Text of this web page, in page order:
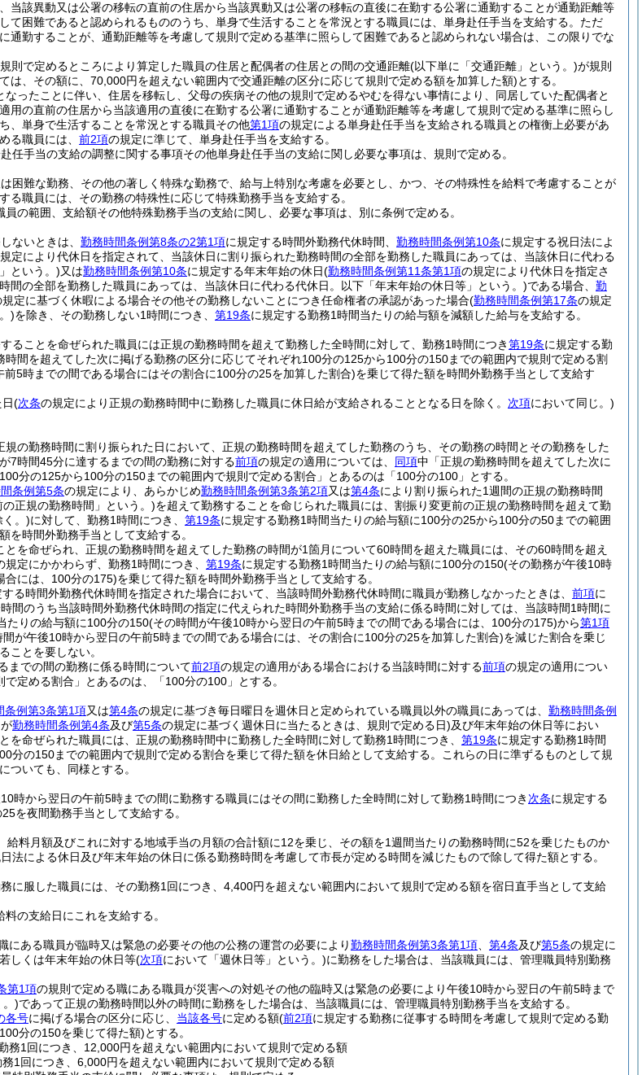
当該異動又は公署の移転の直前の住居から当該異動又は公署の移転の直後に在勤する公署に通勤することが通勤距離等
て困難であると認められるもののうち、単身で生活することを常況とする職員には、単身赴任手当を支給する。 ただ
通勤することが、通勤距離等を考慮して規則で定める基準に照らして困難であると認められない場合は、この限りでな
則で定めるところにより算定した職員の住居と配偶者の住居との間の交通距離(以下単に「交通距離」という。)が規則
は、その額に、70,000円を超えない範囲内で交通距離の区分に応じて規則で定める額を加算した額)とする。
ったことに伴い、住居を移転し、父母の疾病その他の規則で定めるやむを得ない事情により、同居していた配偶者と
用の直前の住居から当該適用の直後に在勤する公署に通勤することが通勤距離等を考慮して規則で定める基準に照らし
、単身で生活することを常況とする職員その他第1項の規定による単身赴任手当を支給される職員との権衡上必要があ
る職員には、 前2項の規定に準じて、単身赴任手当を支給する。
任手当の支給の調整に関する事項その他単身赴任手当の支給に関し必要な事項は、規則で定める。
困難な勤務、その他の著しく特殊な勤務で、給与上特別な考慮を必要とし、かつ、その特殊性を給料で考慮することが
る職員には、その勤務の特殊性に応じて特殊勤務手当を支給する。
の範囲、支給額その他特殊勤務手当の支給に関し、必要な事項は、別に条例で定める。
ないときは、 勤務時間条例第8条の2第1項に規定する時間外勤務代休時間、 勤務時間条例第10条に規定する祝日法によ
定により代休日を指定されて、当該休日に割り振られた勤務時間の全部を勤務した職員にあっては、当該休日に代わる
という。)又は勤務時間条例第10条に規定する年末年始の休日(勤務時間条例第11条第1項の規定により代休日を指定さ
間の全部を勤務した職員にあっては、当該休日に代わる代休日。以下「年末年始の休日等」という。)である場合、 勤
規定に基づく休暇による場合その他その勤務しないことにつき任命権者の承認があった場合(勤務時間条例第17条の規定
)を除き、その勤務しない1時間につき、 第19条に規定する勤務1時間当たりの給与額を減額した給与を支給する。
ることを命ぜられた職員には正規の勤務時間を超えて勤務した全時間に対して、勤務1時間につき第19条に規定する勤
間を超えてした次に掲げる勤務の区分に応じてそれぞれ100分の125から100分の150までの範囲内で規則で定める割
5時までの間である場合にはその割合に100分の25を加算した割合)を乗じて得た額を時間外勤務手当として支給す
(次条の規定により正規の勤務時間中に勤務した職員に休日給が支給されることとなる日を除く。 次項において同じ。)
の勤務時間に割り振られた日において、正規の勤務時間を超えてした勤務のうち、その勤務の時間とその勤務をした
7時間45分に達するまでの間の勤務に対する前項の規定の適用については、 同項中「正規の勤務時間を超えてした次に
分の125から100分の150までの範囲内で規則で定める割合」とあるのは「100分の100」とする。
条例第5条の規定により、あらかじめ勤務時間条例第3条第2項又は第4条により割り振られた1週間の正規の勤務時間
正規の勤務時間」という。)を超えて勤務することを命じられた職員には、割振り変更前の正規の勤務時間を超えて勤
く。)に対して、勤務1時間につき、 第19条に規定する勤務1時間当たりの給与額に100分の25から100分の50までの範囲
を時間外勤務手当として支給する。
を命ぜられ、正規の勤務時間を超えてした勤務の時間が1箇月について60時間を超えた職員には、その60時間を超え
規定にかかわらず、勤務1時間につき、 第19条に規定する勤務1時間当たりの給与額に100分の150(その勤務が午後10時
合には、100分の175)を乗じて得た額を時間外勤務手当として支給する。
する時間外勤務代休時間を指定された場合において、当該時間外勤務代休時間に職員が勤務しなかったときは、 前項に
間のうち当該時間外勤務代休時間の指定に代えられた時間外勤務手当の支給に係る時間に対しては、当該時間1時間に
たりの給与額に100分の150(その時間が午後10時から翌日の午前5時までの間である場合には、100分の175)から第1項
間が午後10時から翌日の午前5時までの間である場合には、その割合に100分の25を加算した割合)を減じた割合を乗じ
ことを要しない。
までの間の勤務に係る時間について前2項の規定の適用がある場合における当該時間に対する前項の規定の適用につい
定める割合」とあるのは、「100分の100」とする。
条例第3条第1項又は第4条の規定に基づき毎日曜日を週休日と定められている職員以外の職員にあっては、 勤務時間条例
勤務時間条例第4条及び第5条の規定に基づく週休日に当たるときは、規則で定める日)及び年末年始の休日等におい
を命ぜられた職員には、正規の勤務時間中に勤務した全時間に対して勤務1時間につき、 第19条に規定する勤務1時間
分の150までの範囲内で規則で定める割合を乗じて得た額を休日給として支給する。
これらの日に準ずるものとして規
ついても、同様とする。
時から翌日の午前5時までの間に勤務する職員にはその間に勤務した全時間に対して勤務1時間につき 次条に規定する
を夜間勤務手当として支給する。
給料月額及びこれに対する地域手当の月額の合計額に12を乗じ、その額を1週間当たりの勤務時間に52を乗じたものか
法による休日及び年末年始の休日に係る勤務時間を考慮して市長が定める時間を減じたもので除して得た額とする。
に服した職員には、その勤務1回につき、4,400円を超えない範囲内において規則で定める額を宿日直手当として支給
の支給日にこれを支給する。
にある職員が臨時又は緊急の必要その他の公務の運営の必要により勤務時間条例第3条第1項 第4条及び第5条の規定に
しくは年末年始の休日等(次項において「週休日等」という。)に勤務をした場合は、当該職員には、管理職員特別勤務
第1項の規則で定める職にある職員が災害への対処その他の臨時又は緊急の必要により午後10時から翌日の午前5時まで
。)であって正規の勤務時間以外の時間に勤務をした場合は、当該職員には、管理職員特別勤務手当を支給する。
各号に掲げる場合の区分に応じ、 当該各号に定める額(前2項に規定する勤務に従事する時間を考慮して規則で定める勤
分の150を乗じて得た額)とする。
務1回につき、12,000円を超えない範囲内において規則で定める額
務1回につき、6,000円を超えない範囲内において規則で定める額